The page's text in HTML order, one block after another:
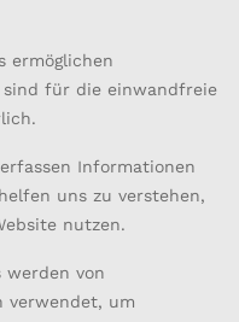
ermöglichen
sind für die einwandfreie
Informationen
uns zu verstehen,
nutzen.
werden von
verwendet, um